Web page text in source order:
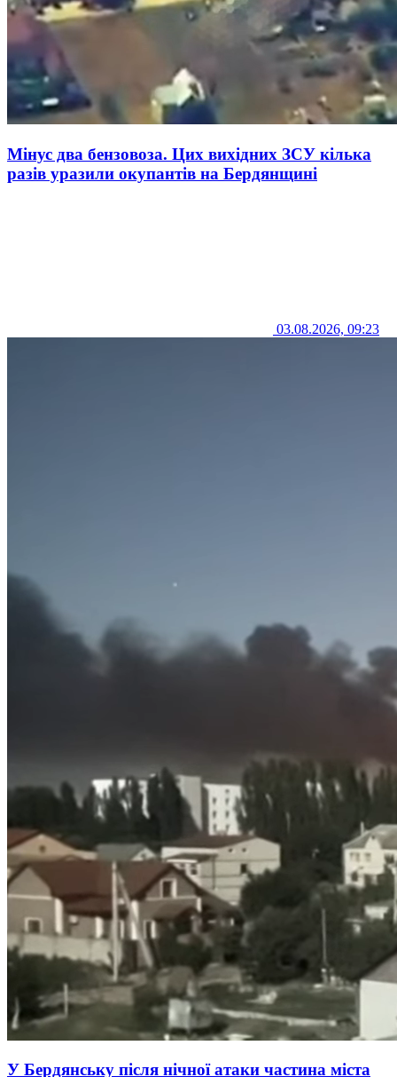
Мінус два бензовоза. Цих вихідних ЗСУ кілька
разів уразили окупантів на Бердянщині
03.08.2026, 09:23
У Бердянську після нічної атаки частина міста